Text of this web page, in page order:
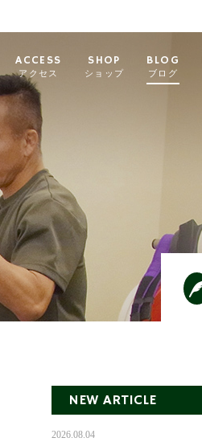
ACCESS
アクセス
SHOP
ショップ
BLOG
ブログ
NEW ARTICLE
2026.08.04